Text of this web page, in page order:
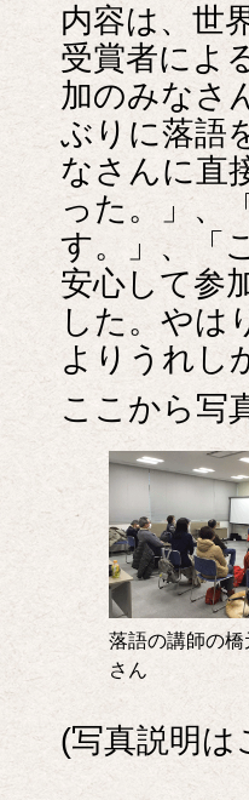
内容は、世
受賞者によ
加のみなさ
ぶりに落語
なさんに直
った。」、
す。」、「
安心して参
した。やは
よりうれし
ここから写
落語の講師の橋
さん
(写真説明は